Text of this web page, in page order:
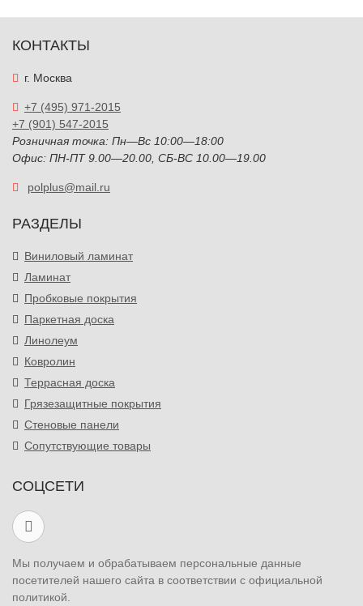
КОНТАКТЫ
г. Москва
+7 (495) 971-2015
+7 (901) 547-2015
Розничная точка: Пн—Вс 10:00—18:00
Офис: ПН-ПТ 9.00—20.00, СБ-ВС 10.00—19.00
polplus@mail.ru
РАЗДЕЛЫ
Виниловый ламинат
Ламинат
Пробковые покрытия
Паркетная доска
Линолеум
Ковролин
Террасная доска
Грязезащитные покрытия
Стеновые панели
Сопутствующие товары
СОЦСЕТИ
Мы получаем и обрабатываем персональные данные
посетителей нашего сайта в соответствии с официальной
политикой.